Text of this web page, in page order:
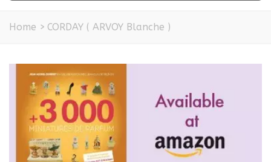
Home > CORDAY ( ARVOY Blanche )